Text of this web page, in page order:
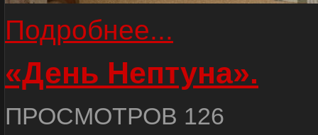
Подробнее...
«День Нептуна».
ПРОСМОТРОВ 126